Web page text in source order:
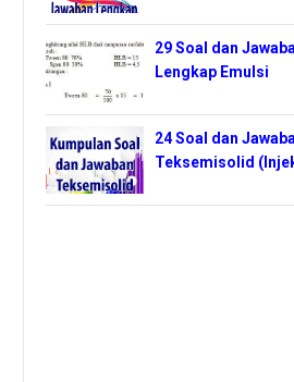
29 Soal dan
Lengkap Emulsi
24 Soal dan
Teksemisolid